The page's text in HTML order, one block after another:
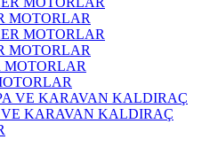
MOTORLAR
MOTORLAR
KARAVAN KALDIRAÇ